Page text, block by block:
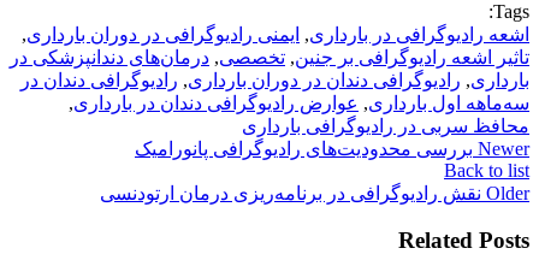
Tags:
اشعه رادیوگرافی در بارداری, ایمنی رادیوگرافی در دوران بارداری,
تاثیر اشعه رادیوگرافی بر جنین, تخصصی, درمان‌های دندانپزشکی در
بارداری, رادیوگرافی دندان در دوران بارداری, رادیوگرافی دندان در
سه‌ماهه اول بارداری, عوارض رادیوگرافی دندان در بارداری,
محافظ سربی در رادیوگرافی بارداری
Newer بررسی محدودیت‌های رادیوگرافی پانورامیک
Back to list
Older نقش رادیوگرافی در برنامه‌ریزی درمان ارتودنسی
Related Posts